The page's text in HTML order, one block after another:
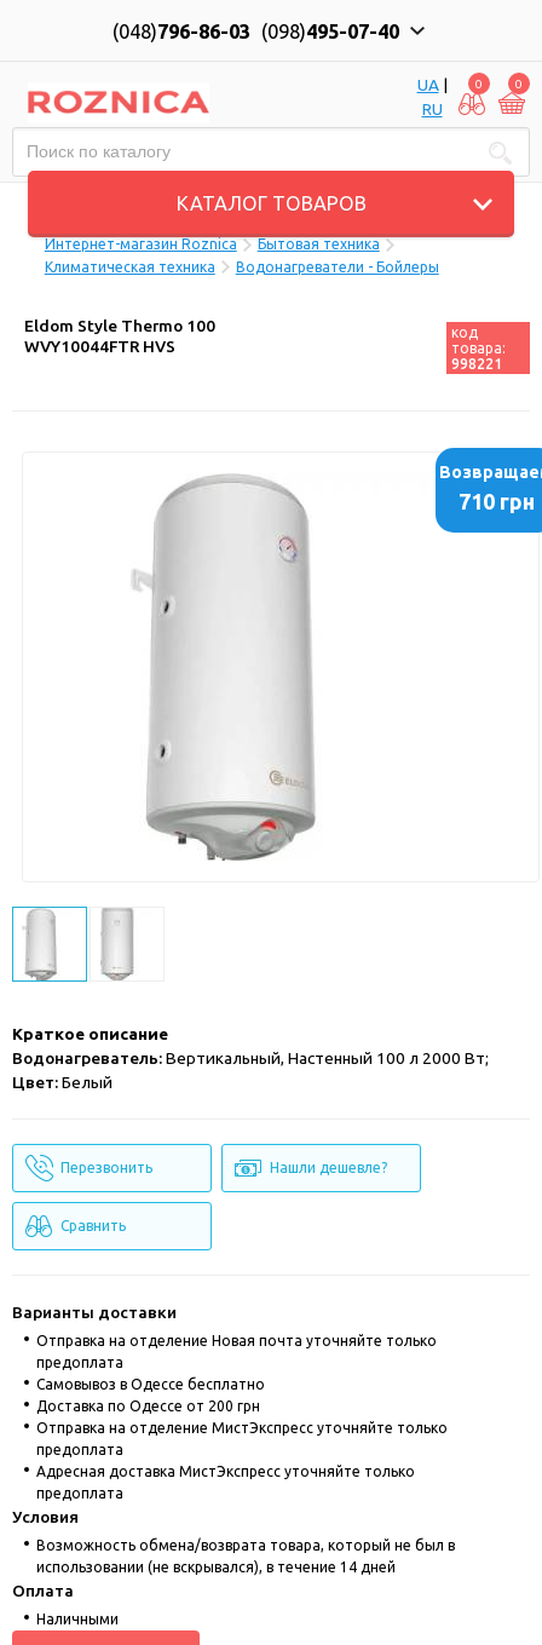
(048)796-86-03 (098)495-07-40
UA|
RU
0 0
КАТАЛОГ ТОВАРОВ
Интернет-магазин Roznica
Бытовая техника
Климатическая техника
Водонагреватели - Бойлеры
Eldom Style Thermo 100
WVY10044FTR HVS
код
товара:
998221
710 грн
Краткое описание
Водонагреватель:Вертикальный, Настенный 100 л 2000 Вт;
Цвет:Белый
Перезвонить Нашли дешевле?
Сравнить
Варианты доставки
Отправка на отделение Новая почта уточняйте только
предоплата
Cамовывоз в Одессе бесплатно
Доставка по Одессе от 200 грн
Отправка на отделение МистЭкспресс уточняйте только
предоплата
Адресная доставка МистЭкспресс уточняйте только
предоплата
Условия
Возможность обмена/возврата товара, который не был в
использовании (не вскрывался), в течение 14 дней
Оплата
Наличными